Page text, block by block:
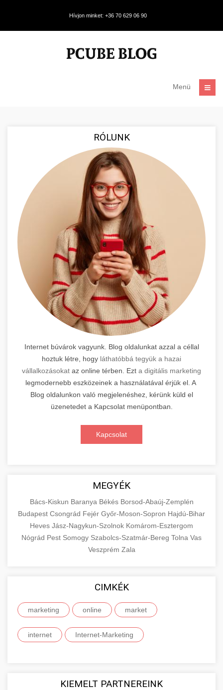
Hívjon minket: +36 70 629 06 90
Menü
RÓLUNK
Internet búvárok vagyunk. Blog oldalunkat azzal a céllal
hoztuk létre, hogy láthatóbbá tegyük a hazai
vállalkozásokat az online térben. Ezt a digitális marketing
legmodernebb eszközeinek a használatával érjük el. A
Blog oldalunkon való megjelenéshez, kérünk küld el
üzenetedet a Kapcsolat menüpontban.
Kapcsolat
MEGYÉK
Bács-Kiskun Baranya Békés Borsod-Abaúj-Zemplén
Budapest Csongrád Fejér Győr-Moson-Sopron Hajdú-Bihar
Heves Jász-Nagykun-Szolnok Komárom-Esztergom
Nógrád Pest Somogy Szabolcs-Szatmár-Bereg Tolna Vas
Veszprém Zala
CIMKÉK
marketing online market
internet Internet-Marketing
KIEMELT PARTNEREINK